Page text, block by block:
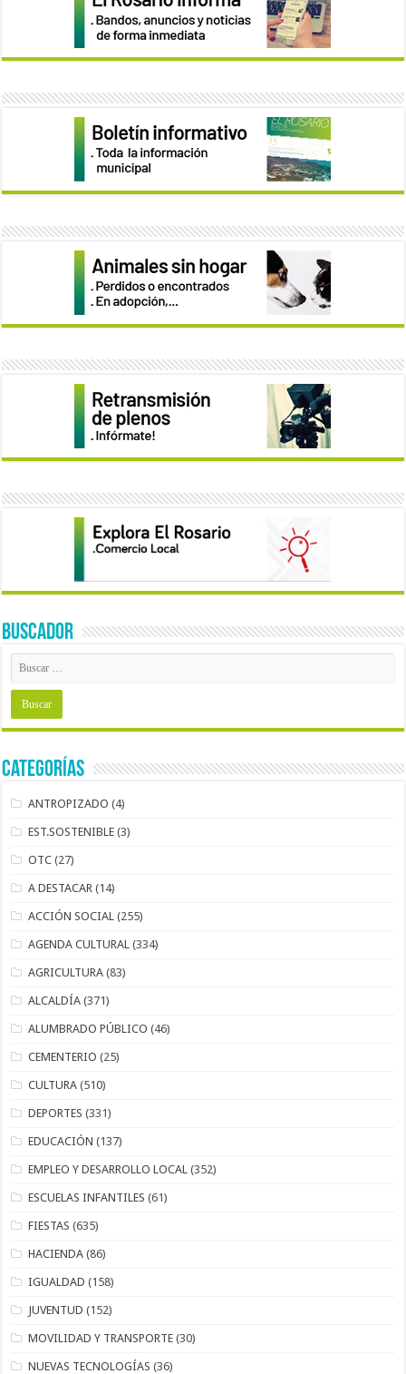
BUSCADOR
Categorías
ANTROPIZADO (4)
EST.SOSTENIBLE (3)
OTC (27)
A DESTACAR (14)
ACCIÓN SOCIAL (255)
AGENDA CULTURAL (334)
AGRICULTURA (83)
ALCALDÍA (371)
ALUMBRADO PÚBLICO (46)
CEMENTERIO (25)
CULTURA (510)
DEPORTES (331)
EDUCACIÓN (137)
EMPLEO Y DESARROLLO LOCAL (352)
ESCUELAS INFANTILES (61)
FIESTAS (635)
HACIENDA (86)
IGUALDAD (158)
JUVENTUD (152)
MOVILIDAD Y TRANSPORTE (30)
NUEVAS TECNOLOGÍAS (36)